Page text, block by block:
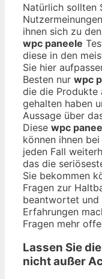
Natürlich sollten
ihnen sich zu
wpc paneele
diese in den
Sie hier
Besten nur wpc
die die Produkte
gehalten haben
Aussage über
Diese wpc
können ihnen
jeden Fall
das die
Sie bekommen
Fragen zur
beantwortet und
Erfahrungen
Fragen mehr
Lassen Sie
nicht außer